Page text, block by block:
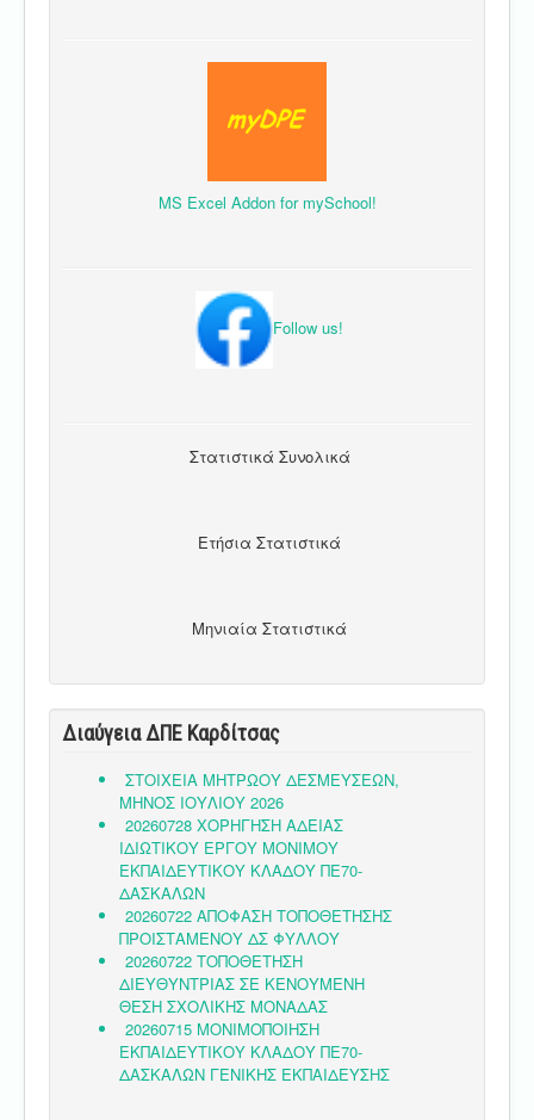
MS Excel Addon for mySchool!
Follow us!
Στατιστικά Συνολικά
Ετήσια Στατιστικά
Μηνιαία Στατιστικά
Διαύγεια ΔΠΕ Καρδίτσας